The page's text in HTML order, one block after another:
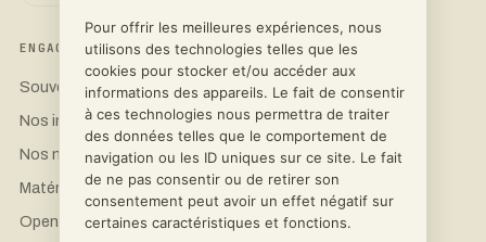
Pour offrir les meilleures expériences, nous
utilisons des technologies telles que les
cookies pour stocker et/ou accéder aux
informations des appareils. Le fait de consentir
à ces technologies nous permettra de traiter
des données telles que le comportement de
navigation ou les ID uniques sur ce site. Le fait
de ne pas consentir ou de retirer son
consentement peut avoir un effet négatif sur
certaines caractéristiques et fonctions.
ENGAGEMENT
Souveraineté 3D
Nos imprimantes
Nos matériaux
Matériel Open Science
OpenFlexure
CONTACT
Demander un devis
LinkedIn
Instagram
Facebook